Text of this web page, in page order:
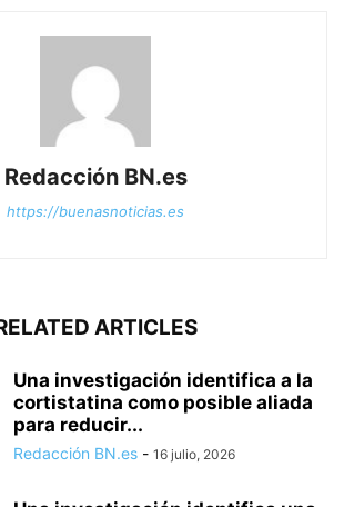
Redacción BN.es
https://buenasnoticias.es
ARTICLES
Una investigación identifica a la
cortistatina como posible aliada
para reducir...
Redacción BN.es - 16 julio, 2026